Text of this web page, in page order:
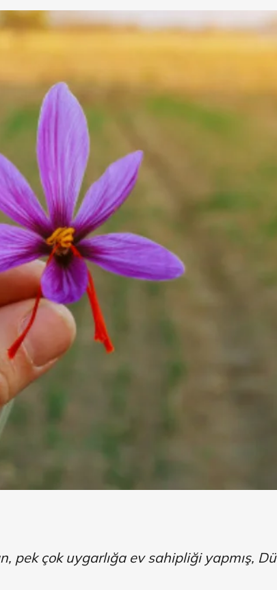
pek çok uygarlığa ev sahipliği yapmış,